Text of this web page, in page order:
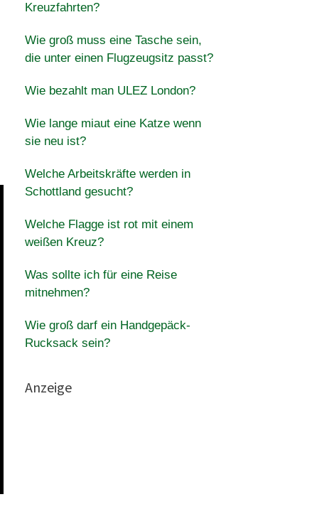
Kreuzfahrten?
Wie groß muss eine Tasche sein,
die unter einen Flugzeugsitz passt?
Wie bezahlt man ULEZ London?
Wie lange miaut eine Katze wenn
sie neu ist?
Welche Arbeitskräfte werden in
Schottland gesucht?
Welche Flagge ist rot mit einem
weißen Kreuz?
Was sollte ich für eine Reise
mitnehmen?
Wie groß darf ein Handgepäck-
Rucksack sein?
Anzeige